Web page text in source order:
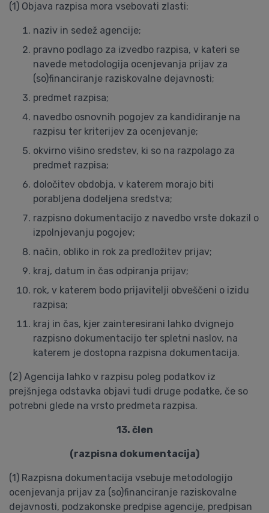
(1) Objava razpisa mora vsebovati zlasti:
naziv in sedež agencije;
pravno podlago za izvedbo razpisa, v kateri se
navede metodologija ocenjevanja prijav za
(so)financiranje raziskovalne dejavnosti;
predmet razpisa;
navedbo osnovnih pogojev za kandidiranje na
razpisu ter kriterijev za ocenjevanje;
okvirno višino sredstev, ki so na razpolago za
predmet razpisa;
določitev obdobja, v katerem morajo biti
porabljena dodeljena sredstva;
razpisno dokumentacijo z navedbo vrste dokazil o
izpolnjevanju pogojev;
način, obliko in rok za predložitev prijav;
kraj, datum in čas odpiranja prijav;
rok, v katerem bodo prijavitelji obveščeni o izidu
razpisa;
kraj in čas, kjer zainteresirani lahko dvignejo
razpisno dokumentacijo ter spletni naslov, na
katerem je dostopna razpisna dokumentacija.
(2) Agencija lahko v razpisu poleg podatkov iz
prejšnjega odstavka objavi tudi druge podatke, če so
potrebni glede na vrsto predmeta razpisa.
13. člen
(razpisna dokumentacija)
(1) Razpisna dokumentacija vsebuje metodologijo
ocenjevanja prijav za (so)financiranje raziskovalne
dejavnosti, podzakonske predpise agencije, predpisan